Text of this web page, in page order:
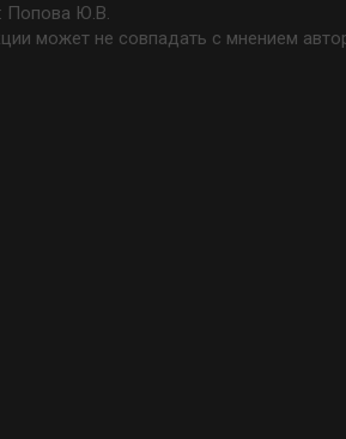
Попова Ю.В.
может не совпадать с мнением